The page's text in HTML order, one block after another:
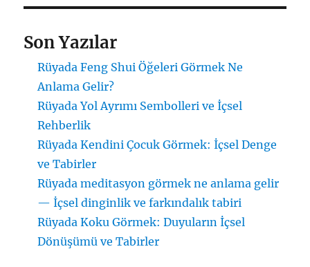
Son Yazılar
Rüyada Feng Shui Öğeleri Görmek Ne
Anlama Gelir?
Rüyada Yol Ayrımı Sembolleri ve İçsel
Rehberlik
Rüyada Kendini Çocuk Görmek: İçsel Denge
ve Tabirler
Rüyada meditasyon görmek ne anlama gelir
— İçsel dinginlik ve farkındalık tabiri
Rüyada Koku Görmek: Duyuların İçsel
Dönüşümü ve Tabirler